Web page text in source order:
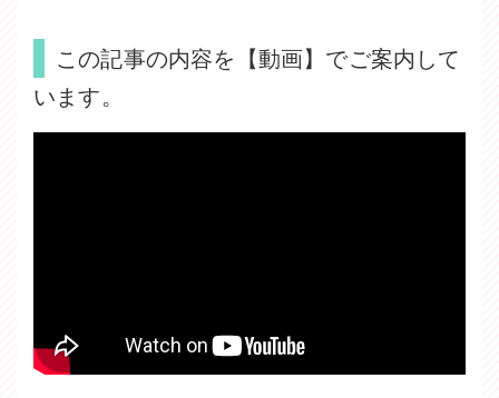
この記事の内容を【動画】でご案内して
います。